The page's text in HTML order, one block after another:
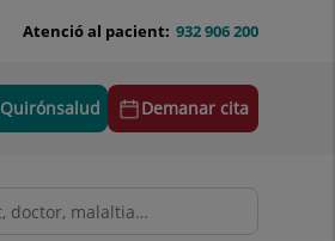
932 906 200
Atenció al pacient:
Demanar cita